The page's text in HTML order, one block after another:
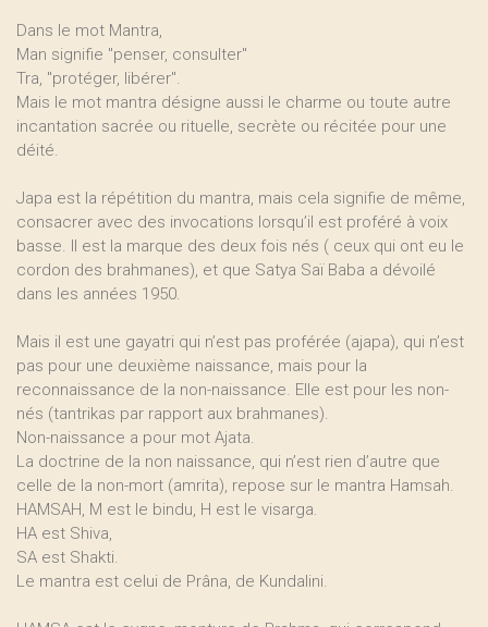
Dans le mot Mantra,
Man signifie "penser, consulter"
Tra, "protéger, libérer".
Mais le mot mantra désigne aussi le charme ou toute autre
incantation sacrée ou rituelle, secrète ou récitée pour une
déité.
Japa est la répétition du mantra, mais cela signifie de même,
consacrer avec des invocations lorsqu’il est proféré à voix
basse. Il est la marque des deux fois nés ( ceux qui ont eu le
cordon des brahmanes), et que Satya Saï Baba a dévoilé
dans les années 1950.
Mais il est une gayatri qui n’est pas proférée (ajapa), qui n’est
pas pour une deuxième naissance, mais pour la
reconnaissance de la non-naissance. Elle est pour les non-
nés (tantrikas par rapport aux brahmanes).
Non-naissance a pour mot Ajata.
La doctrine de la non naissance, qui n’est rien d’autre que
celle de la non-mort (amrita), repose sur le mantra Hamsah.
HAMSAH, M est le bindu, H est le visarga.
HA est Shiva,
SA est Shakti.
Le mantra est celui de Prâna, de Kundalini.